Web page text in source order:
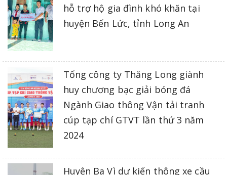
hỗ trợ hộ gia đình khó khăn tại
huyện Bến Lức, tỉnh Long An
Tổng công ty Thăng Long giành
huy chương bạc giải bóng đá
Ngành Giao thông Vận tải tranh
cúp tạp chí GTVT lần thứ 3 năm
2024
Huyện Ba Vì dự kiến thông xe cầu